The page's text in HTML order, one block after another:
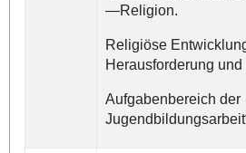
—Religion.
Religiöse
Herausforderung und
Aufgabenbereich der